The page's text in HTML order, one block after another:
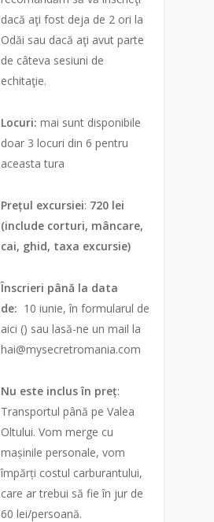
dacă aţi fost deja de 2 ori la
Odăi sau dacă aţi avut parte
de câteva sesiuni de
echitaţie.
Locuri: mai sunt disponibile
doar 3 locuri din 6 pentru
aceasta tura
Prețul excursiei: 720 lei
(include corturi, mâncare,
cai, ghid, taxa excursie)
Înscrieri până la data
de: 10 iunie, în formularul de
aici () sau lasă-ne un mail la
hai@mysecretromania.com
Nu este inclus în preț:
Transportul până pe Valea
Oltului. Vom merge cu
mașinile personale, vom
împărți costul carburantului,
care ar trebui să fie în jur de
60 lei/persoană.